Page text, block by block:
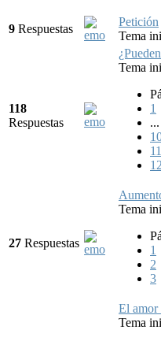
9 Respuestas
Petición
Tema
118
Respuestas
Tema
1
...
11
12
27 Respuestas
Tema
1
2
3
El amor
Tema